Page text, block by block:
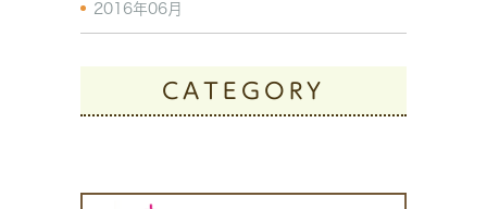
2016年06月
CATEGORY